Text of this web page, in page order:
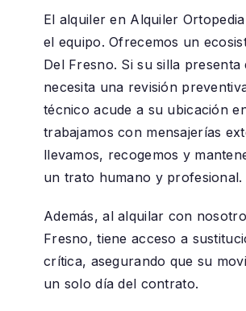
El alquiler en Alquiler
el equipo. Ofrecemos un
Del Fresno. Si su silla
necesita una revisión
técnico acude a su ubicación
trabajamos con mensajerías
llevamos, recogemos y
un trato humano y profesional.
Además, al alquilar con
Fresno, tiene acceso a
crítica, asegurando que su
un solo día del contrato.